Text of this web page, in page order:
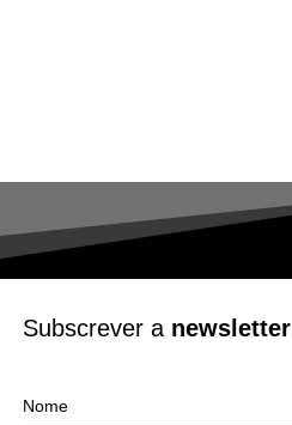
Subscrever anewsletter
Nome